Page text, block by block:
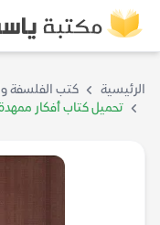
الرئيسية
كتب الفلسفة
تحميل كتاب أفكار